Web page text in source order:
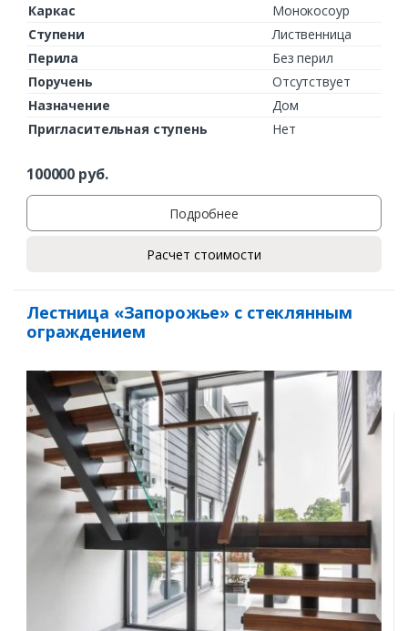
Каркас
Монокосоур
Ступени
Лиственница
Перила
Без перил
Поручень
Отсутствует
Назначение
Дом
Пригласительная ступень
Нет
100000 руб.
Подробнее
Расчет стоимости
Лестница «Запорожье» с стеклянным
ограждением